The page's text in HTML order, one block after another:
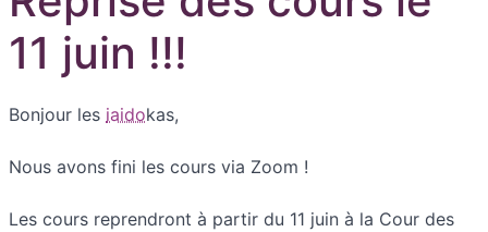
11 juin !!!
Bonjour les iaidokas,
Nous avons fini les cours via Zoom !
Les cours reprendront à partir du 11 juin à la Cour des